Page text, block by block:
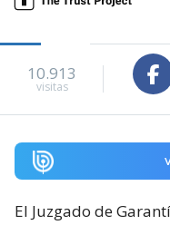
10.913
visitas
El Juzgado de